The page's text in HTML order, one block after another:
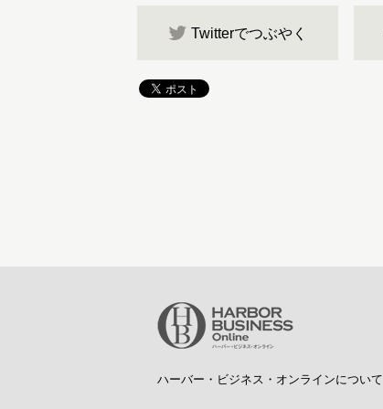
Twitterでつぶやく
ハーバー・ビジネス・オンラインについて